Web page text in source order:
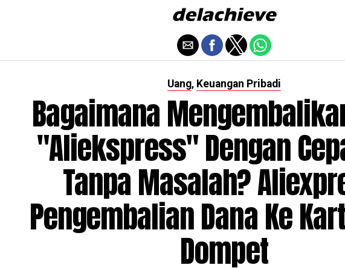
Uang, Keuangan Pribadi
Bagaimana
"Aliekspress" Dengan
Tanpa Masalah?
Pengembalian Dana Ke
Dompet